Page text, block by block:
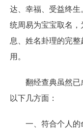
达、幸福、受益终
统周易为宝宝取名
息、姓名卦理的完
用。
翻经查典虽然已
以下几方面：
一、符合个人的